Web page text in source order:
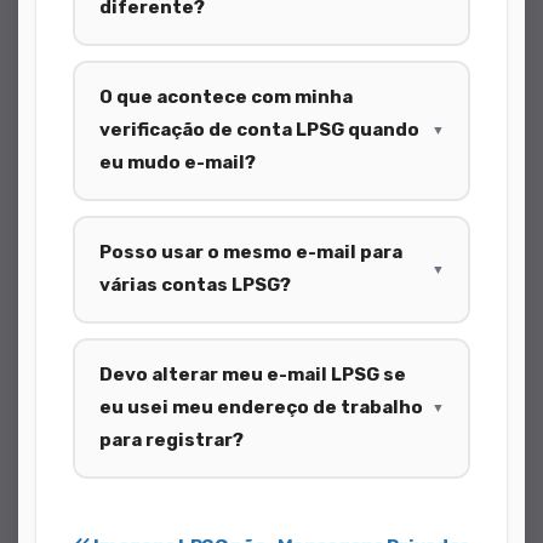
diferente?
O que acontece com minha
verificação de conta LPSG quando
eu mudo e-mail?
▼
Posso usar o mesmo e-mail para
várias contas LPSG?
▼
Devo alterar meu e-mail LPSG se
eu usei meu endereço de trabalho
para registrar?
▼